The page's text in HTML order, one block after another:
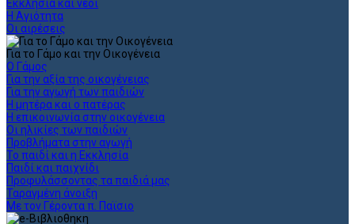
Εκκλησία και νέοι
Η Αγιότητα
Οι αιρέσεις
Για το Γάμο και την Οικογένεια
Ο Γάμος
Για την αξία της οικογένειας
Για την αγωγή των παιδιών
Η μητέρα και ο πατέρας
Η επικοινωνία στην οικογένεια
Οι ηλικίες των παιδιών
Προβλήματα στην αγωγή
Το παιδί και η Εκκλησία
Παιδί και παιχνίδι
Προφυλάσσοντας τα παιδιά μας
Ταραγμένη άνοιξη
Με τον Γέροντα π. Παϊσιο